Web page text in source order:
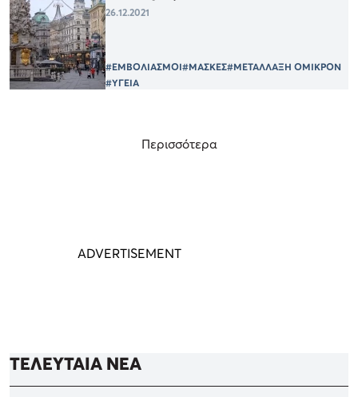
26.12.2021
#ΕΜΒΟΛΙΑΣΜΟΙ#ΜΑΣΚΕΣ#ΜΕΤΑΛΛΑΞΗ ΟΜΙΚΡΟΝ
#ΥΓΕΙΑ
Περισσότερα
ΤΕΛΕΥΤΑΙΑ ΝΕΑ